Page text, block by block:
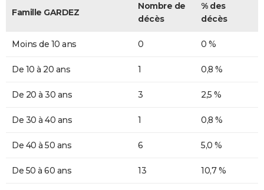
Famille GARDEZ
Nombre de
décès
% des
décès
Moins de 10 ans 0 0 %
De 10 à 20 ans 1 0,8 %
De 20 à 30 ans 3 2,5 %
De 30 à 40 ans 1 0,8 %
De 40 à 50 ans 6 5,0 %
De 50 à 60 ans 13 10,7 %